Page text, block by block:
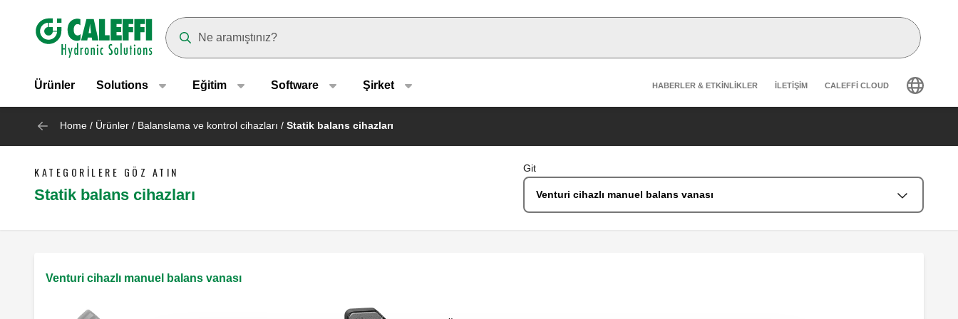
Header main navigation
Ürünler Solutions Eğitim Software Şirket Header secondary navigation
HABERLER & ETKINLIKLER İLETIŞIM CALEFFI CLOUD
Home / Ürünler / Balanslama ve kontrol cihazları / Statik balans cihazları
KATEGORILERE GÖZ ATIN
Statik balans cihazları
Git
Venturi cihazlı manuel balans vanası
Venturi cihazlı manuel balans vanası